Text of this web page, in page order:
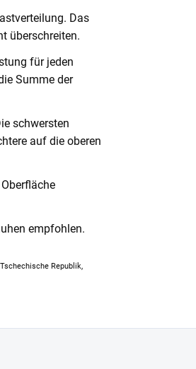
Das
überschreiten.
für jeden
Summe der
schwersten
auf die oberen
empfohlen.
Republik,